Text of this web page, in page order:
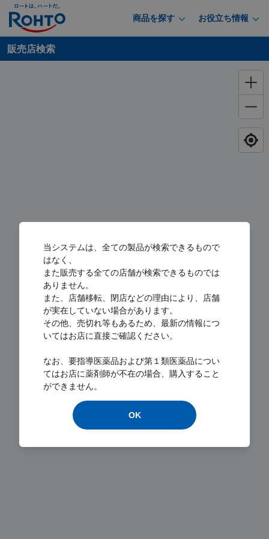
商品を探す お役立ち情報
販売店検索
Loading...
当システムは、全ての製品が検索できるもので
はなく、
また販売する全ての店舗が検索できるものでは
ありません。
また、店舗移転、閉店などの理由により、店舗
が実在していない場合があります。
その他、売切れ等もあるため、最新の情報につ
いてはお店に直接ご確認ください。
なお、要指導医薬品および第１類医薬品につい
てはお店に薬剤師が不在の場合、購入すること
ができません。
OK